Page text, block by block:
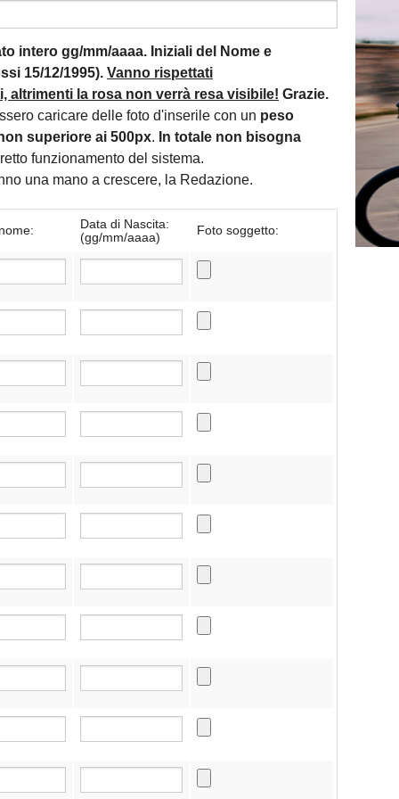
intero gg/mm/aaaa. Iniziali del Nome e
15/12/1995). Vanno rispettati
altrimenti la rosa non verrà resa visibile! Grazie.
caricare delle foto d'inserile con un peso
superiore ai 500px. In totale non bisogna
funzionamento del sistema.
una mano a crescere, la Redazione.
Data di Nascita:
(gg/mm/aaaa)
Foto soggetto: